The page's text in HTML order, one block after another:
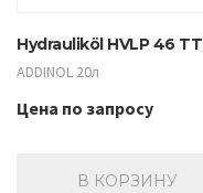
Hydrauliköl HVLP 46 TT
ADDINOL 20л
Цена по запросу
В КОРЗИНУ